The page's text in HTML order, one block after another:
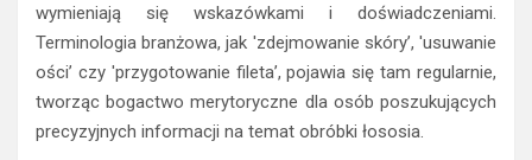
wymieniają się wskazówkami i doświadczeniami.
Terminologia branżowa, jak 'zdejmowanie skóry’, 'usuwanie
ości’ czy 'przygotowanie fileta’, pojawia się tam regularnie,
tworząc bogactwo merytoryczne dla osób poszukujących
precyzyjnych informacji na temat obróbki łososia.